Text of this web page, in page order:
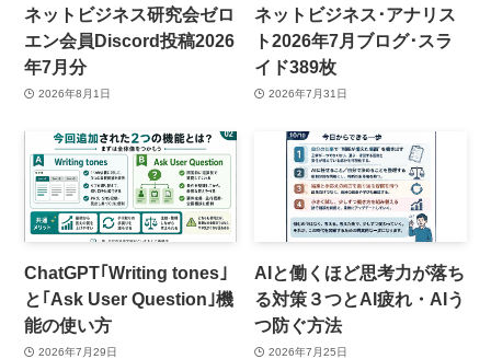
ネットビジネス研究会ゼロ
エン会員Discord投稿2026
年7月分
2026年8月1日
ネットビジネス･アナリス
ト2026年7月ブログ･スラ
イド389枚
2026年7月31日
ChatGPT｢Writing tones｣
と｢Ask User Question｣機
能の使い方
2026年7月29日
AIと働くほど思考力が落ち
る対策３つとAI疲れ・AIう
つ防ぐ方法
2026年7月25日